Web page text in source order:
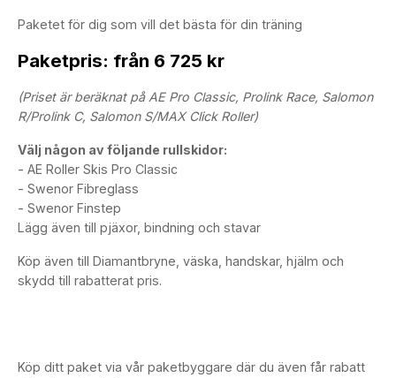
Paketet för dig som vill det bästa för din träning
Paketpris: från 6 725 kr
(Priset är beräknat på AE Pro Classic, Prolink Race, Salomon
R/Prolink C, Salomon S/MAX Click Roller)
Välj någon av följande rullskidor:
- AE Roller Skis Pro Classic
- Swenor Fibreglass
- Swenor Finstep
Lägg även till pjäxor, bindning och stavar
Köp även till Diamantbryne, väska, handskar, hjälm och
skydd till rabatterat pris.
Köp ditt paket via vår paketbyggare där du även får rabatt